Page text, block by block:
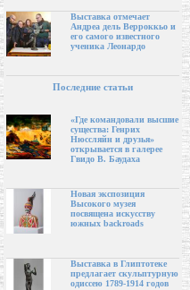
Выставка отмечает
Андреа дель Верроккьо и
его самого известного
ученика Леонардо
Последние статьи
«Где командовали высшие
существа: Генрих
Нюссляйн и друзья»
открывается в галерее
Гвидо В. Баудаха
Новая экспозиция
Высокого музея
посвящена искусству
южных backroads
Выставка в Глиптотеке
предлагает скульптурную
одиссею 1789-1914 годов